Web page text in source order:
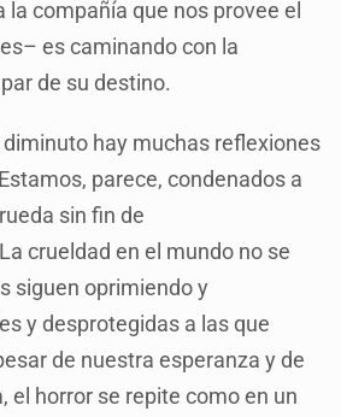
la compañía que nos provee el
es caminando con la
de su destino.
hay muchas reflexiones
parece, condenados a
sin fin de
crueldad en el mundo no se
siguen oprimiendo y
y desprotegidas a las que
de nuestra esperanza y de
el horror se repite como en un